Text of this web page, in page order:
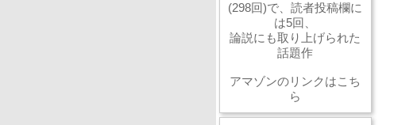
(298回)で、読者投稿欄に
は5回、
論説にも取り上げられた
話題作
アマゾンのリンクはこち
ら